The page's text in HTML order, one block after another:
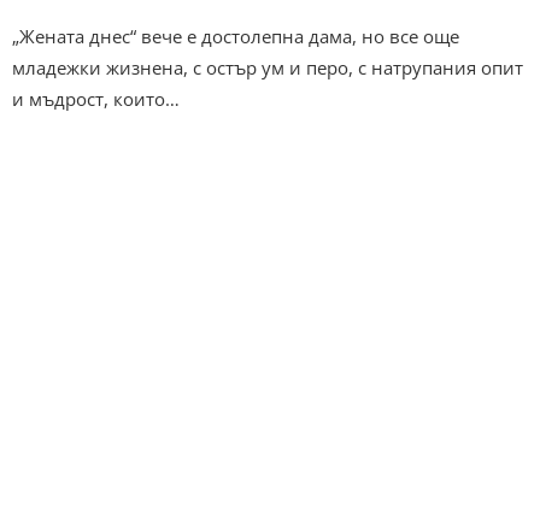
„Жената днес“ вече е достолепна дама, но все още
младежки жизнена, с остър ум и перо, с натрупания опит
и мъдрост, които…